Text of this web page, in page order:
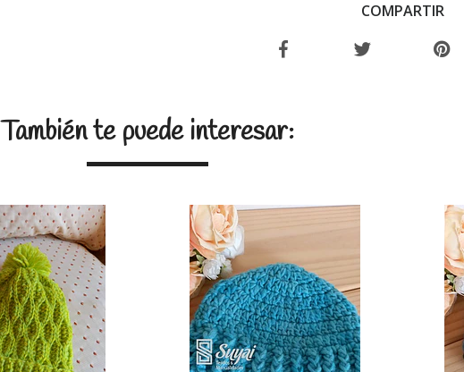
COMPARTIR
También te puede interesar: